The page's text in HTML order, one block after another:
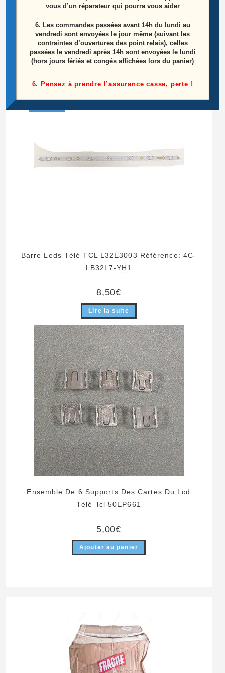
Tcl 50EP661
5,00€
Barre Leds Télé TCL L32E3003 Référence: 4C-
LB32L7-YH1
8,50€
Lire la suite
Ensemble De 6 Supports Des Cartes Du Lcd
Télé Tcl 50EP661
5,00€
Ajouter au panier
vous d’un réparateur qui pourra vous aider
6. Les commandes passées avant 14h du lundi au
vendredi sont envoyées le jour même (suivant les
contraintes d’ouvertures des point relais), celles
passées le vendredi après 14h sont envoyées le lundi
(hors jours fériés et congés affichées lors du panier)
6. Pensez à prendre l’assurance casse, perte !